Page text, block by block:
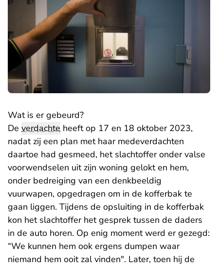
Wat is er gebeurd?
De verdachte heeft op 17 en 18 oktober 2023,
nadat zij een plan met haar medeverdachten
daartoe had gesmeed, het slachtoffer onder valse
voorwendselen uit zijn woning gelokt en hem,
onder bedreiging van een denkbeeldig
vuurwapen, opgedragen om in de kofferbak te
gaan liggen. Tijdens de opsluiting in de kofferbak
kon het slachtoffer het gesprek tussen de daders
in de auto horen. Op enig moment werd er gezegd:
“We kunnen hem ook ergens dumpen waar
niemand hem ooit zal vinden". Later, toen hij de